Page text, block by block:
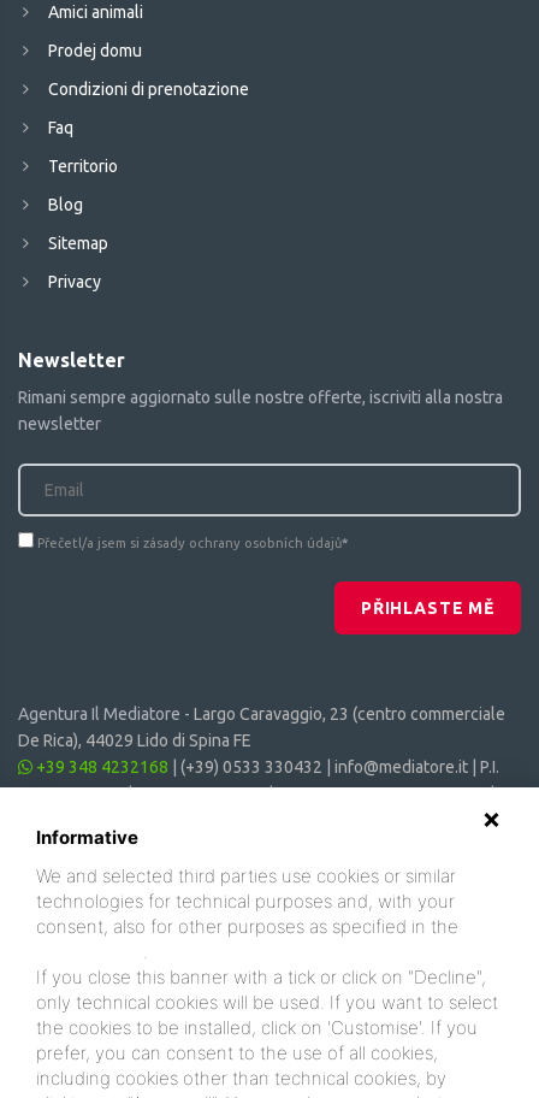
Amici animali
Prodej domu
Condizioni di prenotazione
Faq
Territorio
Blog
Sitemap
Privacy
Newsletter
Rimani sempre aggiornato sulle nostre offerte, iscriviti alla nostra
newsletter
Přečetl/a jsem si zásady ochrany osobních údajů*
PŘIHLASTE MĚ
Agentura Il Mediatore - Largo Caravaggio, 23 (centro commerciale
De Rica), 44029 Lido di Spina FE
+39 348 4232168
(+39) 0533 330432 info@mediatore.it | P.I.
01014620387 | CF 00870440385 | CIN: IT038006B4SVSM6JCV |
Informative
We and selected third parties use cookies or similar
technologies for technical purposes and, with your
consent, also for other purposes as specified in the
.
If you close this banner with a tick or click on "Decline",
only technical cookies will be used. If you want to select
the cookies to be installed, click on 'Customise'. If you
prefer, you can consent to the use of all cookies,
including cookies other than technical cookies, by